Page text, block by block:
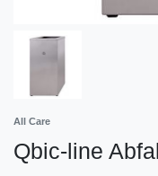
All Care
Qbic-line